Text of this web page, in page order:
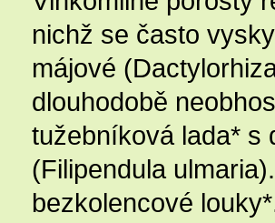
nichž se často
májové
dlouhodobě
tužebníková lada* s
(Filipendula
bezkolencové